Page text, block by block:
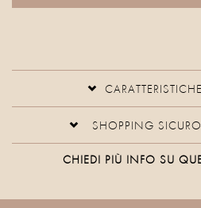
SHOPPING
CHIEDI PIÙ INFO SU